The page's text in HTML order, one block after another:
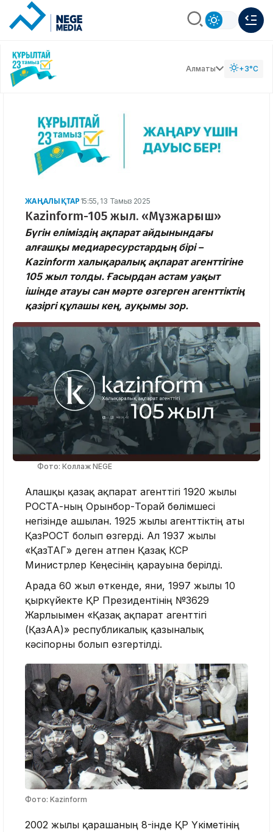
Алматы +3°C
ЖАҢАЛЫҚТАР 15:55, 13 Тамыз 2025
Kazinform-105 жыл. «Мұзжарғыш»
Бүгін еліміздің ақпарат айдынындағы
алғашқы медиаресурстардың бірі –
Kazinform халықаралық ақпарат агенттігіне
105 жыл толды. Ғасырдан астам уақыт
ішінде атауы сан мәрте өзгерген агенттіктің
қазіргі құлашы кең, ауқымы зор.
Фото: Коллаж NEGE
Алғашқы қазақ ақпарат агенттігі 1920 жылы
РОСТА-ның Орынбор-Торғай бөлімшесі
негізінде ашылған. 1925 жылы агенттіктің аты
ҚазРОСТ болып өзгерді. Ал 1937 жылы
«ҚазТАГ» деген атпен Қазақ КСР
Министрлер Кеңесінің қарауына берілді.
Арада 60 жыл өткенде, яғни, 1997 жылғы 10
қыркүйекте ҚР Президентінің №3629
Жарлығымен «Қазақ ақпарат агенттігі
(ҚазАА)» республикалық қазыналық
кәсіпорны болып өзгертілді.
Фото: Kazinform
2002 жылғы қарашаның 8-інде ҚР Үкіметінің